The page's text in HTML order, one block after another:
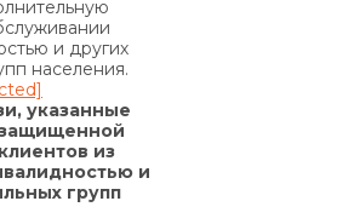
денежных средств (если
соглашения к
уплату комиссии за
дополнительных денежных
и/или суммы Кредита в
Договором сроки, на
части 2 статьи 625
Украины Кредитодатель
и других
населения.
указанные
из
и
групп